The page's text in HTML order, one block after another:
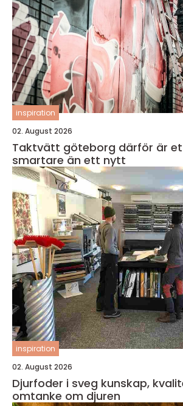
inspiration
02. August 2026
Taktvätt göteborg därför är ett rent tak
smartare än ett nytt
inspiration
02. August 2026
Djurfoder i sveg kunskap, kvalitet och
omtanke om djuren